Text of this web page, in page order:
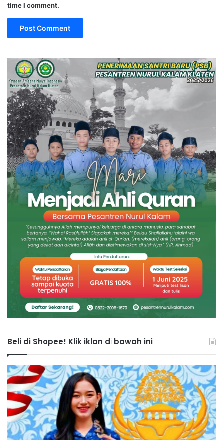
time I comment.
Beli di Shopee! Klik iklan di bawah ini